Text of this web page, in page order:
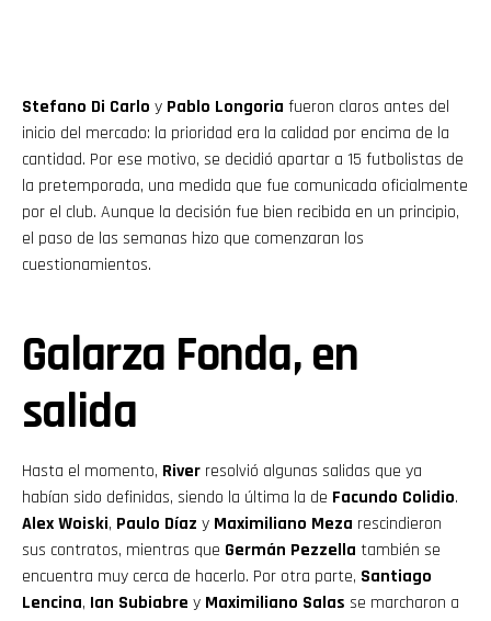
Stefano Di Carlo y Pablo Longoria fueron claros antes del
inicio del mercado: la prioridad era la calidad por encima de la
cantidad. Por ese motivo, se decidió apartar a 15 futbolistas de
la pretemporada, una medida que fue comunicada oficialmente
por el club. Aunque la decisión fue bien recibida en un principio,
el paso de las semanas hizo que comenzaran los
cuestionamientos.
Galarza Fonda, en
salida
Hasta el momento, River resolvió algunas salidas que ya
habían sido definidas, siendo la última la de Facundo Colidio.
Alex Woiski, Paulo Díaz y Maximiliano Meza rescindieron
sus contratos, mientras que Germán Pezzella también se
encuentra muy cerca de hacerlo. Por otra parte, Santiago
Lencina, Ian Subiabre y Maximiliano Salas se marcharon a